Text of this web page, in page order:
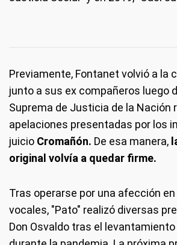
Previamente, Fontanet volvió a la
junto a sus ex compañeros luego
Suprema de Justicia de la Nación
apelaciones presentadas por los
juicio Cromañón. De esa manera,
original volvía a quedar firme.
Tras operarse por una afección
vocales, "Pato" realizó diversas
Don Osvaldo tras el